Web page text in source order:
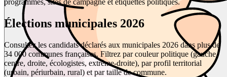
Élections municipales 2026
Consultez les candidats déclarés aux municipales 2026 dans plus de
34 000 communes françaises. Filtrez par couleur politique (gauche,
centre, droite, écologistes, extrême-droite), par profil territorial
(urbain, périurbain, rural) et par taille de commune.